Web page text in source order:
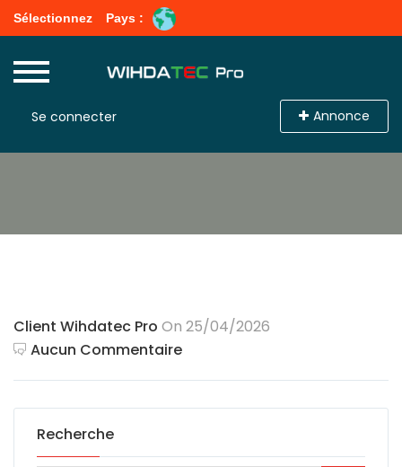
Sélectionnez Pays :
Se connecter Annonce
Client Wihdatec Pro On 25/04/2026
Aucun Commentaire
Recherche